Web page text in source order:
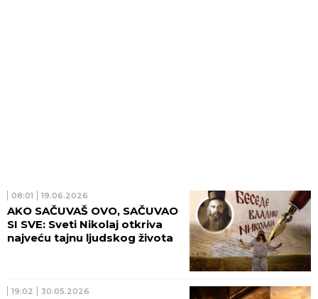
08:01 19.06.2026
AKO SAČUVAŠ OVO, SAČUVAO
SI SVE: Sveti Nikolaj otkriva
najveću tajnu ljudskog života
19:02 30.05.2026